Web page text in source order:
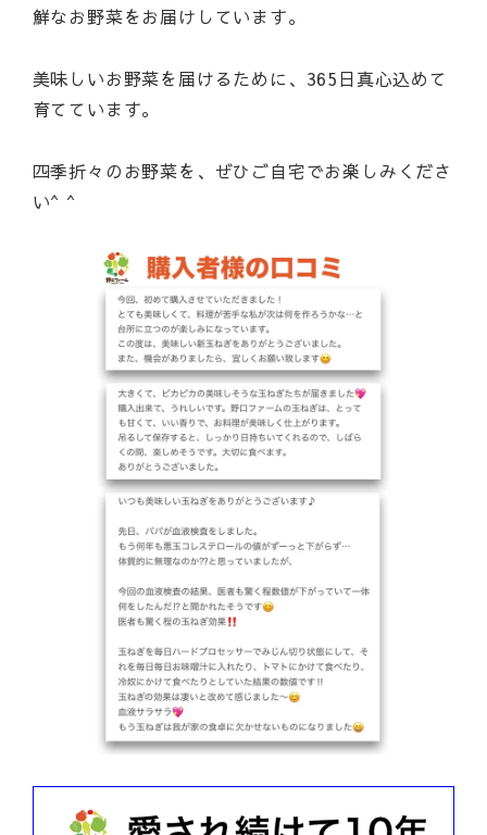
鮮なお野菜をお届けしています。
美味しいお野菜を届けるために、365日真心込めて
育てています。
四季折々のお野菜を、ぜひご自宅でお楽しみくださ
い^ ^